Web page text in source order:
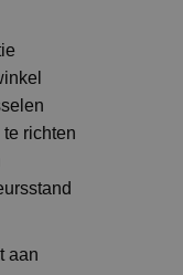
richten
aan